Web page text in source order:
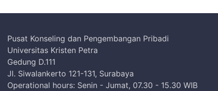
Pusat Konseling dan Pengembangan Pribadi
Universitas Kristen Petra
Gedung D.111
Jl. Siwalankerto 121-131, Surabaya
Operational hours: Senin - Jumat, 07.30 - 15.30 WIB